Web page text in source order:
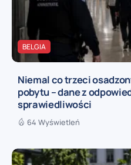
BELGIA
Niemal co trzeci
pobytu – dane z
sprawiedliwości
64 Wyświetleń